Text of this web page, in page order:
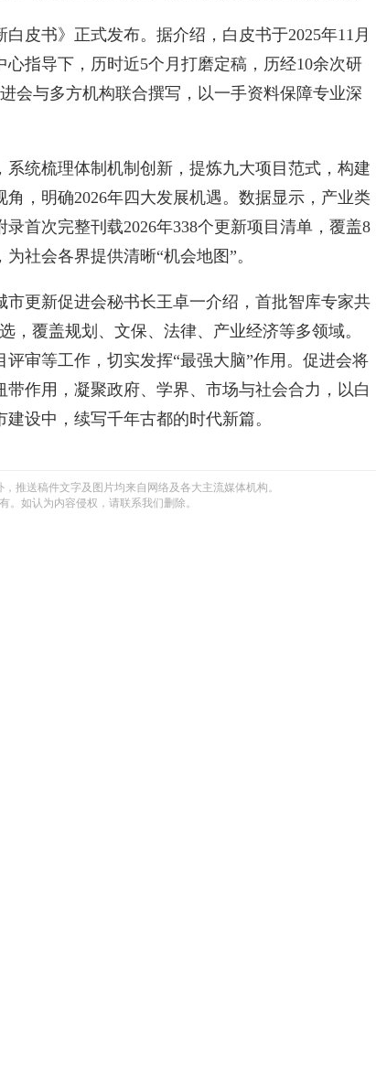
皮书》正式发布。据介绍，白皮书于2025年11月
指导下，历时近5个月打磨定稿，历经10余次研
会与多方机构联合撰写，以一手资料保障专业深
统梳理体制机制创新，提炼九大项目范式，构建
，明确2026年四大发展机遇。数据显示，产业类
首次完整刊载2026年338个更新项目清单，覆盖8
社会各界提供清晰“机会地图”。
更新促进会秘书长王卓一介绍，首批智库专家共
，覆盖规划、文保、法律、产业经济等多领域。
审等工作，切实发挥“最强大脑”作用。促进会将
作用，凝聚政府、学界、市场与社会合力，以白
设中，续写千年古都的时代新篇。
推送稿件文字及图片均来自网络及各大主流媒体机构。
。如认为内容侵权，请联系我们删除。